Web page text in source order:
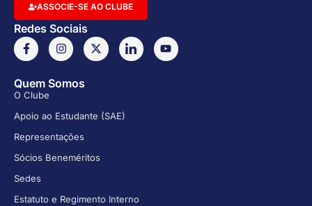
ASSOCIE-SE AO CLUBE
Redes Sociais
Quem Somos
O Clube
Apoio ao Estudante (SAE)
Representações
Sócios Beneméritos
Sedes
Estatuto e Regimento Interno